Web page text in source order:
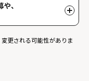
、
ます。
更される可能性がありま